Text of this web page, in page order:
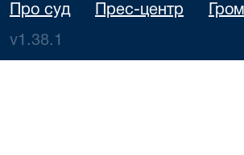
Про суд Прес-центр
v1.38.1